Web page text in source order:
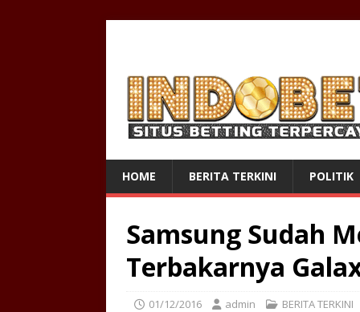
HOME BERITA TERKINI POLITIK
Samsung Sudah
Terbakarnya
01/12/2016 admin BERITA TERKINI